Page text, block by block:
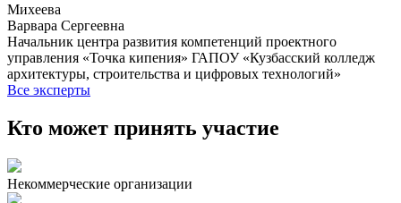
Михеева
Варвара Сергеевна
Начальник центра развития компетенций проектного
управления «Точка кипения» ГАПОУ «Кузбасский колледж
архитектуры, строительства и цифровых технологий»
Все эксперты
Кто может принять участие
Некоммерческие организации